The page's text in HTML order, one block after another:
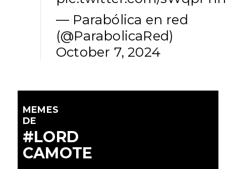
— Parabólica en red
(@ParabolicaRed)
October 7, 2024
MEMES
DE
#LORD
CAMOTE